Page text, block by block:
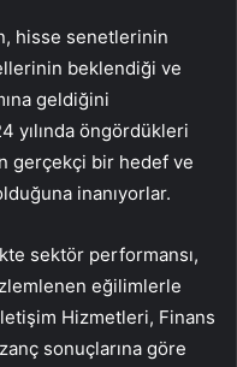
hisse senetlerinin
beklendiği ve
geldiğini
yılında öngördükleri
gerçekçi bir hedef ve
inanıyorlar.
sektör performansı,
eğilimlerle
Hizmetleri, Finans
sonuçlarına göre